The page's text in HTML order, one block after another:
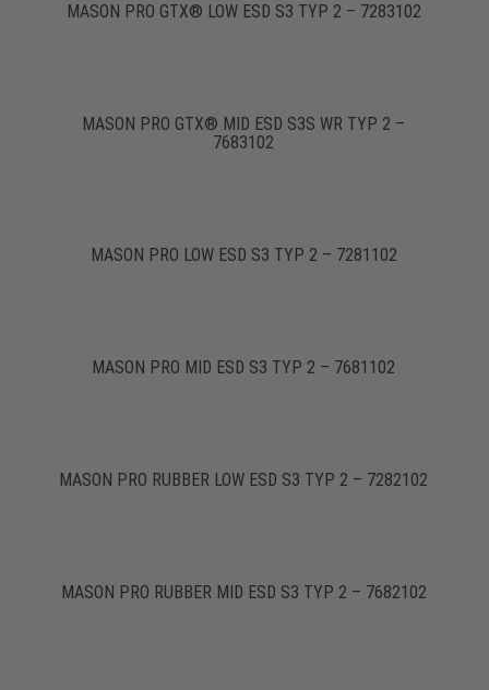
MASON PRO GTX® LOW ESD S3 TYP 2 – 7283102
MASON PRO GTX® MID ESD S3S WR TYP 2 –
7683102
MASON PRO LOW ESD S3 TYP 2 – 7281102
MASON PRO MID ESD S3 TYP 2 – 7681102
MASON PRO RUBBER LOW ESD S3 TYP 2 – 7282102
MASON PRO RUBBER MID ESD S3 TYP 2 – 7682102